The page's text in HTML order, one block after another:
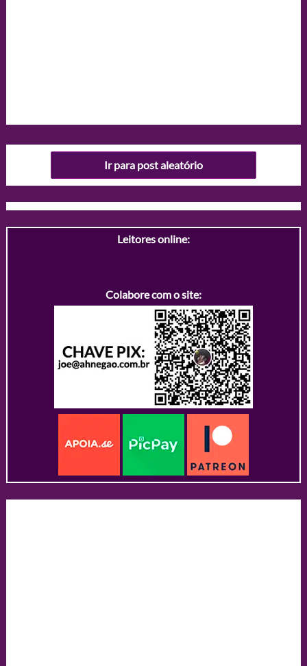
Ir para post aleatório
Leitores online:
Colabore com o site: